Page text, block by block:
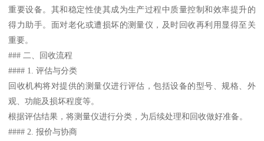
重要设备。其和稳定性使其成为生产过程中质量控制和效率提升的
得力助手。面对老化或遭损坏的测量仪，及时回收再利用显得至关
重要。
### 二、回收流程
#### 1. 评估与分类
回收机构将对提供的测量仪进行评估，包括设备的型号、规格、外
观、功能及损坏程度等。
根据评估结果，将测量仪进行分类，为后续处理和回收做好准备。
#### 2. 报价与协商